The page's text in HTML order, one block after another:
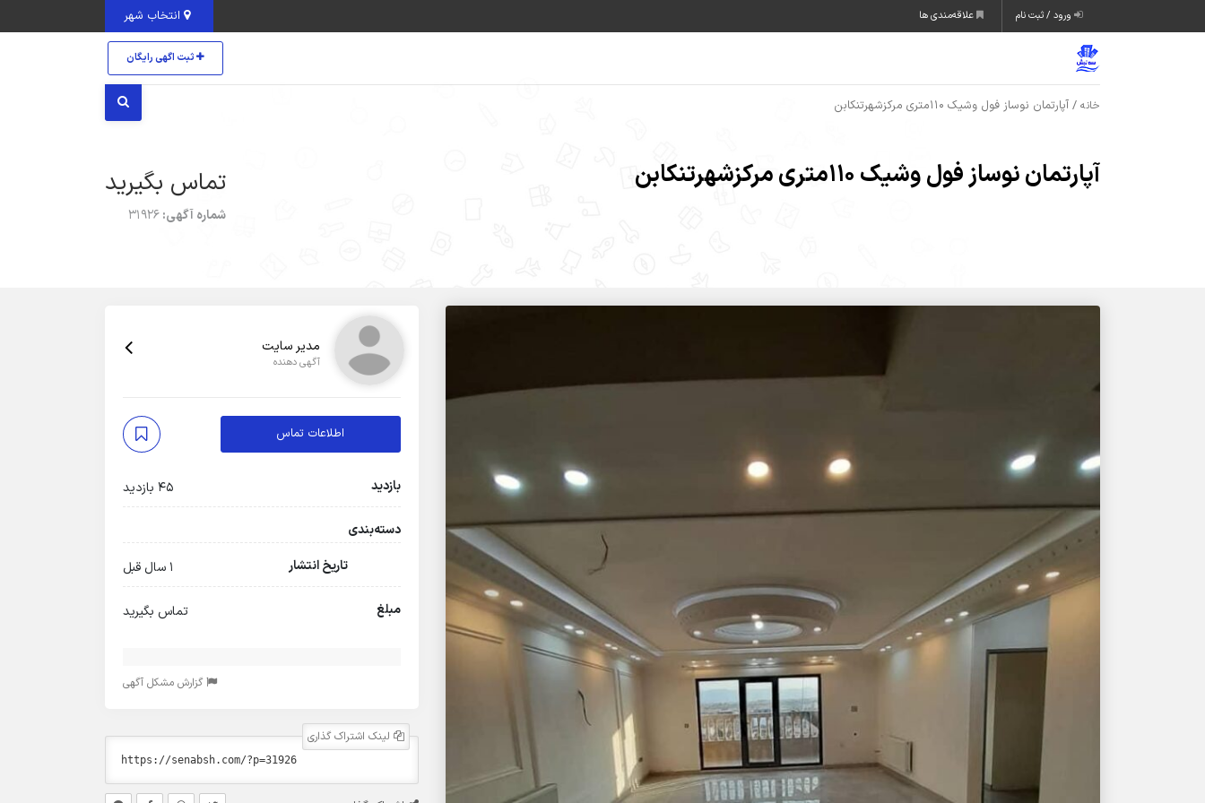
ورود / ثبت نام علاقه‌مندی ها
ثبت اگهی رایگان
خانه / آپارتمان نوساز فول وشیک ۱۱۰متری مرکزشهرتنکابن
آپارتمان نوساز فول وشیک ۱۱۰متری مرکزشهرتنکابن تماس بگیرید
شماره آگهی:31926
مدیر سایت
آگهی دهنده
اطلاعات تماس
بازدید 45 بازدید
دسته‌بندی
تاریخ انتشار
1 سال قبل
مبلغ تماس بگیرید
گزارش مشکل آگهی
لینک اشتراک گذاری